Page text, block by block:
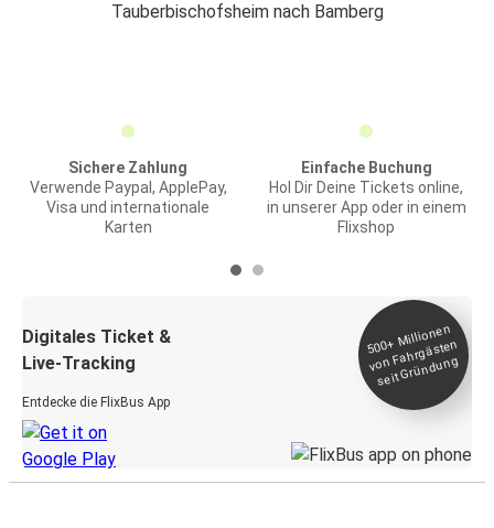
Tauberbischofsheim nach Bamberg
Sichere Zahlung
Verwende Paypal, ApplePay,
Visa und internationale
Karten
Einfache Buchung
Hol Dir Deine Tickets online,
in unserer App oder in einem
Flixshop
Digitales Ticket &
Live-Tracking
Entdecke die FlixBus App
500+
Millionen
von Fahrgästen
seit
Gründung